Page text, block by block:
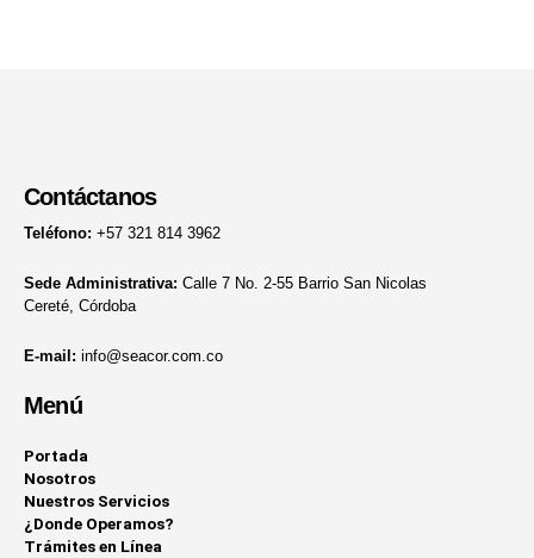
Contáctanos
Teléfono: +57 321 814 3962
Sede Administrativa: Calle 7 No. 2-55 Barrio San Nicolas
Cereté, Córdoba
E-mail: info@seacor.com.co
Menú
Portada
Nosotros
Nuestros Servicios
¿Donde Operamos?
Trámites en Línea